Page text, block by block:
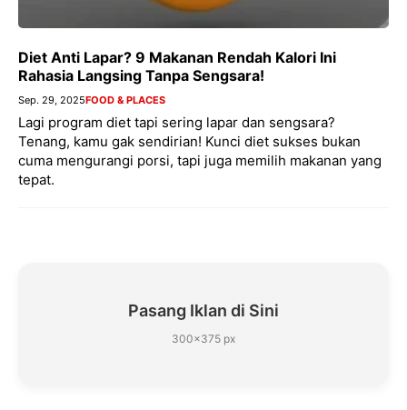
Diet Anti Lapar? 9 Makanan Rendah Kalori Ini
Rahasia Langsing Tanpa Sengsara!
Sep. 29, 2025FOOD & PLACES
Lagi program diet tapi sering lapar dan sengsara?
Tenang, kamu gak sendirian! Kunci diet sukses bukan
cuma mengurangi porsi, tapi juga memilih makanan yang
tepat.
Pasang Iklan di Sini
300×375 px